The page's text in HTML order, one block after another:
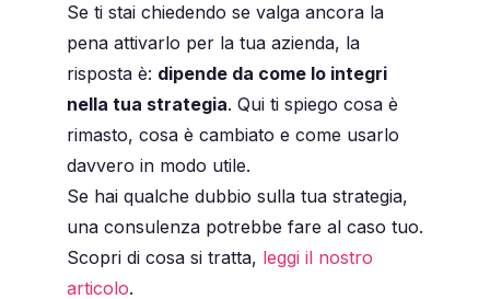
Se ti stai chiedendo se valga ancora la
pena attivarlo per la tua azienda, la
risposta è: dipende da come lo integri
nella tua strategia. Qui ti spiego cosa è
rimasto, cosa è cambiato e come usarlo
davvero in modo utile.
Se hai qualche dubbio sulla tua strategia,
una consulenza potrebbe fare al caso tuo.
Scopri di cosa si tratta, leggi il nostro
articolo.